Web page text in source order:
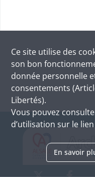
Ce site utilise des
son bon
donnée personnelle
consentements
Libertés).
Vous pouvez
d’utilisation sur le
En savoir